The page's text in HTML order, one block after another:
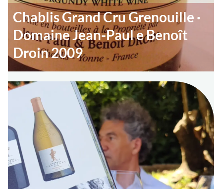
Chablis Grand Cru Grenouille ·
Domaine Jean-Paul e Benoît
Droin 2009